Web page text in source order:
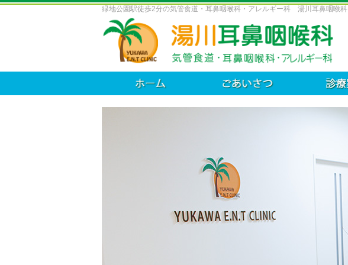
緑地公園駅徒歩2分の気管食道・耳鼻咽喉科・アレルギー科 湯川耳鼻咽喉科